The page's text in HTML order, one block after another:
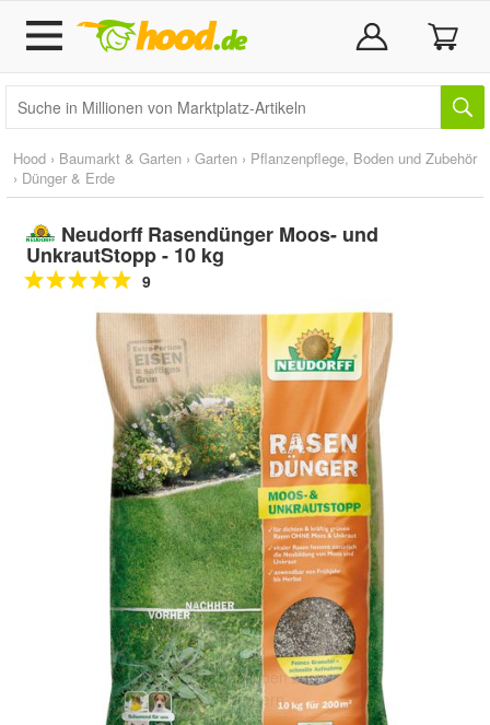
Hood › Baumarkt & Garten › Garten › Pflanzenpflege, Boden und Zubehör
› Dünger & Erde
Neudorff Rasendünger Moos- und
UnkrautStopp - 10 kg
9
Doppelt antippen zum
vergrößern